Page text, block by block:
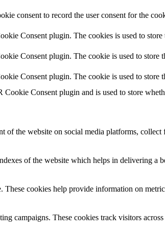
consent to record the user consent for the
Consent plugin. The cookies is used to
Consent plugin. The cookie is used to store
Consent plugin. The cookie is used to store
Consent plugin and is used to store
the website on social media platforms, collect
of the website which helps in delivering a
cookies help provide information on
campaigns. These cookies track visitors